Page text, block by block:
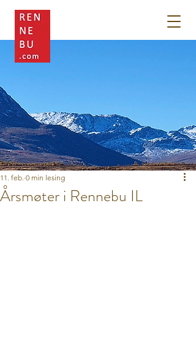
Årsmøter i Rennebu IL
11. feb. 0 min lesing